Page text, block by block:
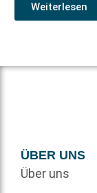
Weiterlesen
ÜBER UNS
Über uns